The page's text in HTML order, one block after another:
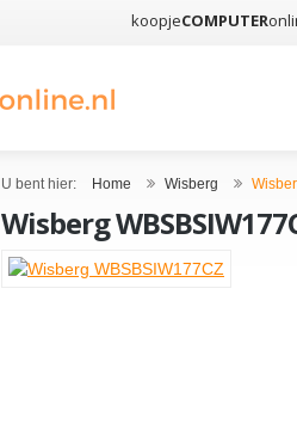
koopjeCOMPUTER
U bent hier: Home Wisberg
Wisberg